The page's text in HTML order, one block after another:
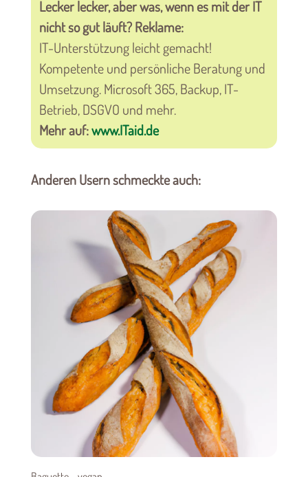
Lecker lecker, aber was, wenn es mit der IT
nicht so gut läuft? Reklame:
IT-Unterstützung leicht gemacht!
Kompetente und persönliche Beratung und
Umsetzung. Microsoft 365, Backup, IT-
Betrieb, DSGVO und mehr.
Mehr auf:www.ITaid.de
Anderen Usern schmeckte auch: